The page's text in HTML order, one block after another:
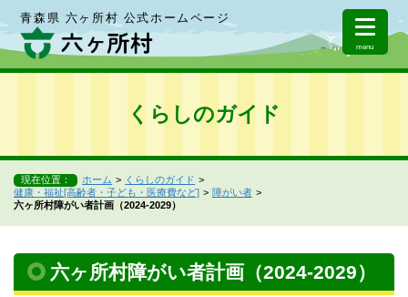
青森県 六ヶ所村 公式ホームページ
menu
くらしのガイド
現在位置： ホーム
くらしのガイド
健康・福祉[高齢者・子ども・医療費など]
障がい者
六ヶ所村障がい者計画（2024-2029）
六ヶ所村障がい者計画（2024-2029）